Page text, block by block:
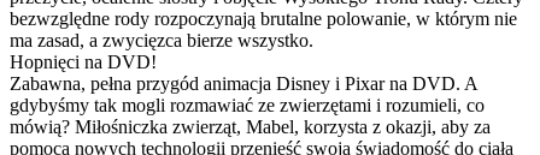
bezwzględne rody rozpoczynają brutalne polowanie, w którym nie
ma zasad, a zwycięzca bierze wszystko.
Hopnięci na DVD!
Zabawna, pełna przygód animacja Disney i Pixar na DVD. A
gdybyśmy tak mogli rozmawiać ze zwierzętami i rozumieli, co
mówią? Miłośniczka zwierząt, Mabel, korzysta z okazji, aby za
pomocą nowych technologii przenieść swoją świadomość do ciała